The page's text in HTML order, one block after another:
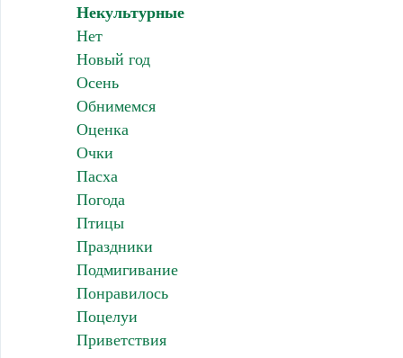
Некультурные
Нет
Новый год
Осень
Обнимемся
Оценка
Очки
Пасха
Погода
Птицы
Праздники
Подмигивание
Понравилось
Поцелуи
Приветствия